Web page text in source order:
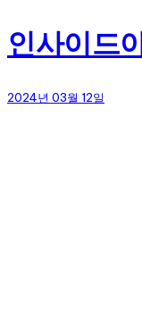
인사이드
2024년 03월 12일